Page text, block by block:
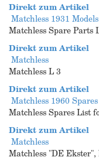
Direkt zum Artikel
Matchless 1931
Matchless Spare Parts
Direkt zum Artikel
Matchless
Matchless L 3
Direkt zum Artikel
Matchless 1960
Matchless Spares List
Direkt zum Artikel
Matchless
Matchless "DE